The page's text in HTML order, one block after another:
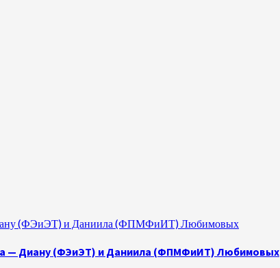
(ФЭиЭТ) и Даниила (ФПМФиИТ) Любимовых
— Диану (ФЭиЭТ) и Даниила (ФПМФиИТ) Любимовых